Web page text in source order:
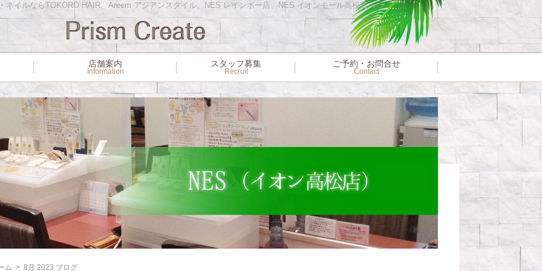
ネイルならTOKORO HAIR、Areem アジアンスタイル、NES レインボー店、NES イオンモール高松店へ
店舗案内
Information
スタッフ募集
Recruit
ご予約・お問合せ
Contact
ム > 8月 2023 ブログ